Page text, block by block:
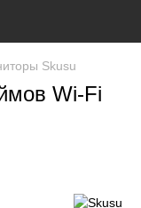
Skusu
Wi-Fi